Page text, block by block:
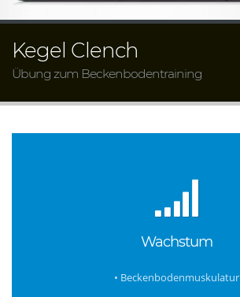
Kegel Clench
Übung zum Beckenbodentraining
Wachstum
• Beckenbodenmuskulatur